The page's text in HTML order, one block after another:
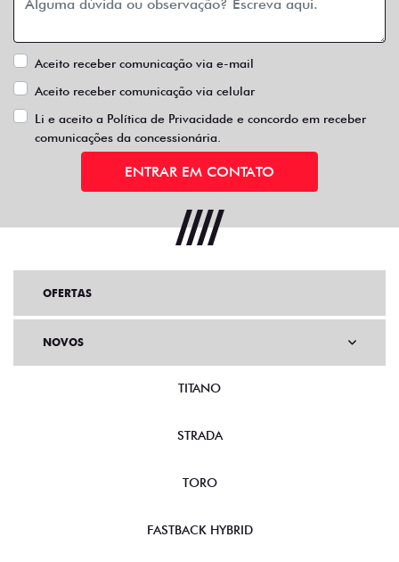
Aceito receber comunicação via e-mail
Aceito receber comunicação via celular
Li e aceito a Política de Privacidade e concordo em receber
comunicações da concessionária.
ENTRAR EM CONTATO
OFERTAS
NOVOS
TITANO
STRADA
TORO
FASTBACK HYBRID